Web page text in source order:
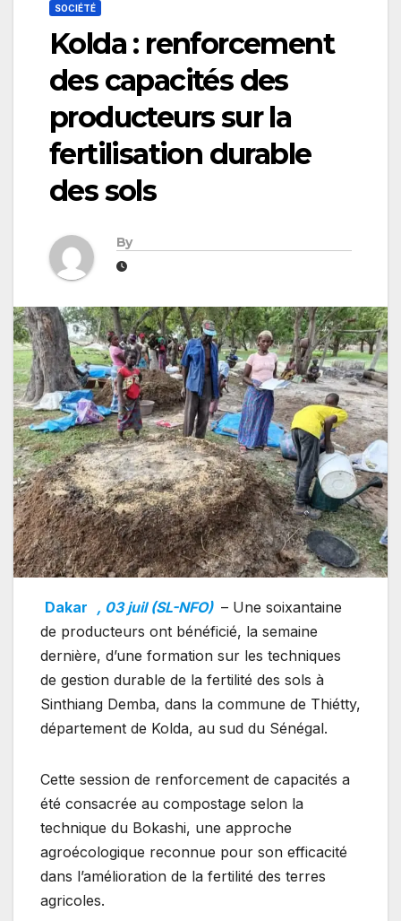
SOCIÉTÉ
Kolda : renforcement
des capacités des
producteurs sur la
fertilisation durable
des sols
By
Dakar , 03 juil (SL-NFO) – Une soixantaine
de producteurs ont bénéficié, la semaine
dernière, d’une formation sur les techniques
de gestion durable de la fertilité des sols à
Sinthiang Demba, dans la commune de Thiétty,
département de Kolda, au sud du Sénégal.
Cette session de renforcement de capacités a
été consacrée au compostage selon la
technique du Bokashi, une approche
agroécologique reconnue pour son efficacité
dans l’amélioration de la fertilité des terres
agricoles.